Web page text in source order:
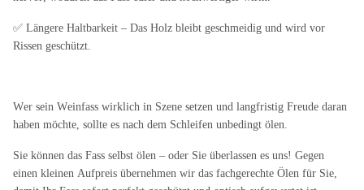
✅ Längere Haltbarkeit – Das Holz bleibt geschmeidig und wird vor
Rissen geschützt.
Wer sein Weinfass wirklich in Szene setzen und langfristig Freude daran
haben möchte, sollte es nach dem Schleifen unbedingt ölen.
Sie können das Fass selbst ölen – oder Sie überlassen es uns! Gegen
einen kleinen Aufpreis übernehmen wir das fachgerechte Ölen für Sie,